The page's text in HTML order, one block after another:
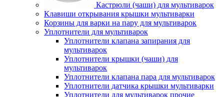
Кастрюли (чаши) для мультиварок
Клавиши открывания крышки мультиварки
Корзины для варки на пару для мультиварок
Уплотнители для мультиварок
Уплотнители клапана запирания для
мультиварок
Уплотнители крышки (чаши) для
мультиварок
Уплотнители клапана пара для мультиварок
Уплотнители датчика крышки мультиварки
Уплотнители для мультиварок прочие